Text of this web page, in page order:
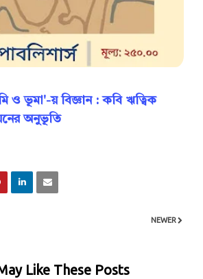
ও ভূমা'-য় বিজ্ঞান : কবি ঋত্বিক
অনুভূতি
NEWER
Like These Posts